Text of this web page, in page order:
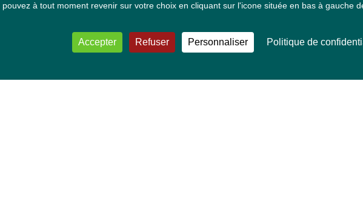
pouvez à tout moment revenir sur votre choix en cliquant sur l'icone située en bas à gauche
Accepter Refuser Personnaliser Politique de